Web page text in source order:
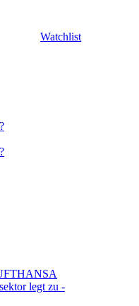
Watchlist
legt zu -